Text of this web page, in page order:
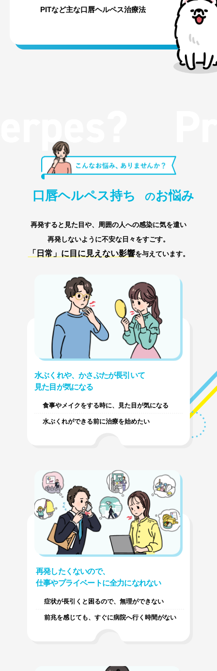
PITなど主な口唇ヘルペス治療法
口唇ヘルペス持ち のお悩み
再発すると見た目や、周囲の人への感染に気を遣い
再発しないように不安な日々をすごす。
「日常」に目に見えない影響を与えています。
水ぶくれや、かさぶたが長引いて
見た目が気になる
食事やメイクをする時に、見た目が気になる
水ぶくれができる前に治療を始めたい
再発したくないので、
仕事やプライベートに全力になれない
症状が長引くと困るので、無理ができない
前兆を感じても、すぐに病院へ行く時間がない